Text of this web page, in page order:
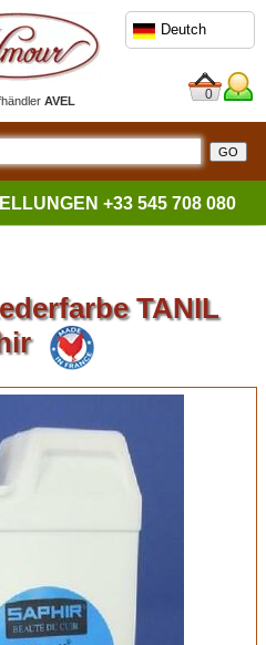
AVEL
Deutch
0
+33 545 708 080
TANIL